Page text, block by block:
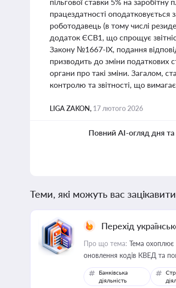
працездатності
роботодавець (в тому числі
додаток ЄСВ1, що спрощує
Закону №1667-ІХ, подання
призводить до зміни податкових
органи про такі зміни. Загалом,
контролю та звітності, що вимагає
LIGA ZAKON, 17 лютого 2026
Повний AI-огляд дня та
Теми, які можуть вас
Перехід
Про що тема: Тема охоплює
оновлення кодів КВЕД та
Банківська
діяльність